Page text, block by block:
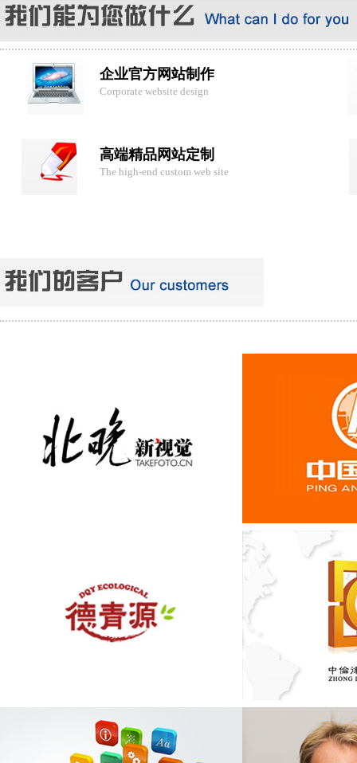
企业官方网站制作
Corporate website design
高端精品网站定制
The high-end custom web site